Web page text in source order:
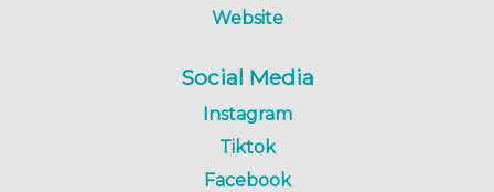
Website
Social Media
Instagram
Tiktok
Facebook